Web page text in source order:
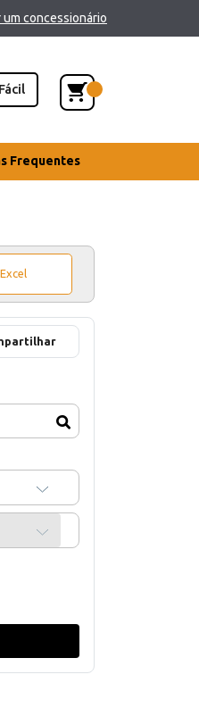
um concessionário
Frequentes